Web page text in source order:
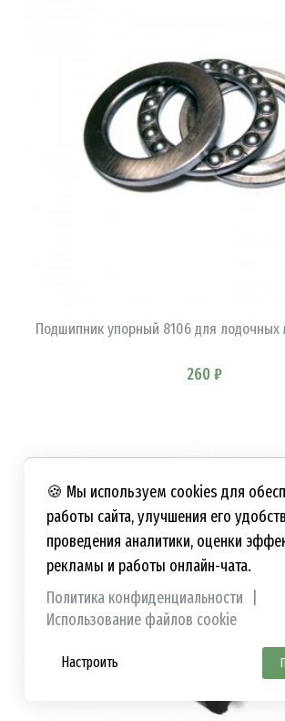
Подшипник упорный 8106 для лодочных
260 ₽
🍪 Мы используем cookies для
работы сайта, улучшения его
проведения аналитики, оценки
рекламы и работы онлайн-чата.
Политика конфиденциальности
Использование файлов cookie
Настроить